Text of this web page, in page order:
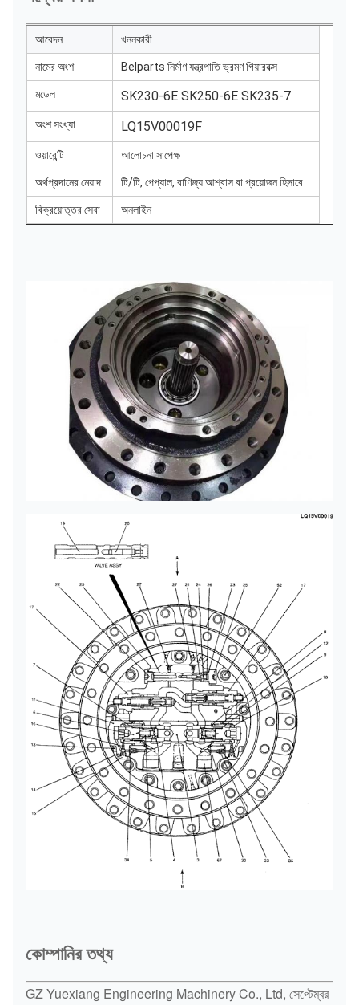
আবেদন খননকারী
নামের অংশ Belparts নির্মাণ যন্ত্রপাতি ভ্রমণ গিয়ারবক্স
মডেল SK230-6E SK250-6E SK235-7
অংশ সংখ্যা LQ15V00019F
ওয়ারেন্টি আলোচনা সাপেক্ষ
অর্থপ্রদানের মেয়াদ টি/টি, পেপ্যাল, বাণিজ্য আশ্বাস বা প্রয়োজন হিসাবে
বিক্রয়োত্তর সেবা অনলাইন
কোম্পানির তথ্য
GZ Yuexiang Engineering Machinery Co., Ltd, সেপ্টেম্বর